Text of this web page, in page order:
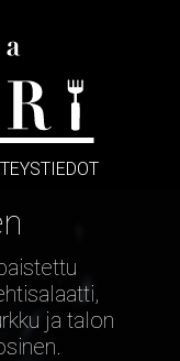
ja talon